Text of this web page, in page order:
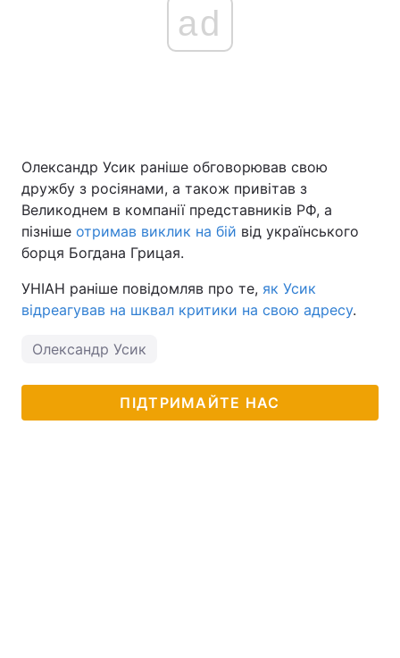
ad
Олександр Усик раніше обговорював свою
дружбу з росіянами, а також привітав з
Великоднем в компанії представників РФ, а
пізніше отримав виклик на бій від українського
борця Богдана Грицая.
УНІАН раніше повідомляв про те, як Усик
відреагував на шквал критики на свою адресу.
Олександр Усик
ПІДТРИМАЙТЕ НАС